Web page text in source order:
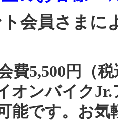
ト会員さまに
費5,500円（
ンバイクJr.
能です。お気